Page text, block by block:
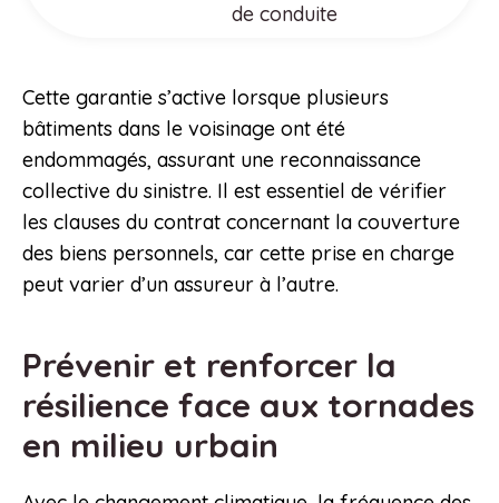
de conduite
Cette garantie s’active lorsque plusieurs
bâtiments dans le voisinage ont été
endommagés, assurant une reconnaissance
collective du sinistre. Il est essentiel de vérifier
les clauses du contrat concernant la couverture
des biens personnels, car cette prise en charge
peut varier d’un assureur à l’autre.
Prévenir et renforcer la
résilience face aux tornades
en milieu urbain